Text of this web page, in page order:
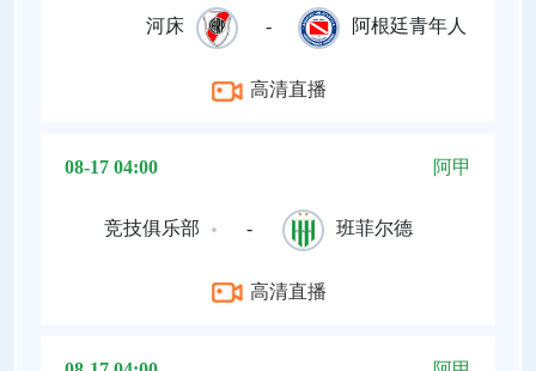
河床 - 阿根廷青年人
高清直播
08-17 04:00 阿甲
竞技俱乐部 - 班菲尔德
高清直播